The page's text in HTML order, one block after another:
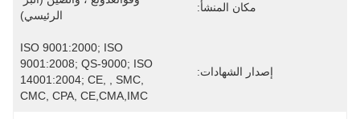
مكان المنشأ:
الرئيسي)
إصدار الشهادات:
ISO 9001:2000; ISO
9001:2008; QS-9000; ISO
14001:2004; CE, , SMC,
CMC, CPA, CE,CMA,IMC